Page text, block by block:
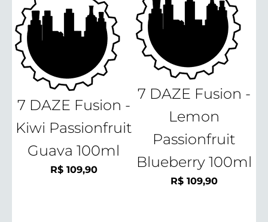
7 DAZE Fusion -
Kiwi Passionfruit
Guava 100ml
R$109,90
7 DAZE Fusion -
Lemon
Passionfruit
Blueberry 100ml
R$ 109,90